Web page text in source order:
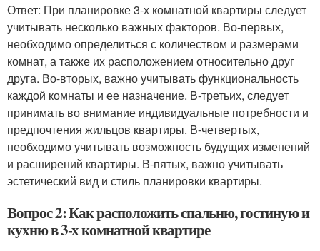
Ответ: При планировке 3-х комнатной квартиры следует
учитывать несколько важных факторов. Во-первых,
необходимо определиться с количеством и размерами
комнат, а также их расположением относительно друг
друга. Во-вторых, важно учитывать функциональность
каждой комнаты и ее назначение. В-третьих, следует
принимать во внимание индивидуальные потребности и
предпочтения жильцов квартиры. В-четвертых,
необходимо учитывать возможность будущих изменений
и расширений квартиры. В-пятых, важно учитывать
эстетический вид и стиль планировки квартиры.
Вопрос 2: Как расположить спальню, гостиную и
кухню в 3-х комнатной квартире